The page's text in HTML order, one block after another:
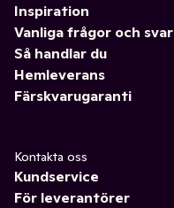
Inspiration
Vanliga frågor och svar
Så handlar du
Hemleverans
Färskvarugaranti
Kontakta oss
Kundservice
För leverantörer